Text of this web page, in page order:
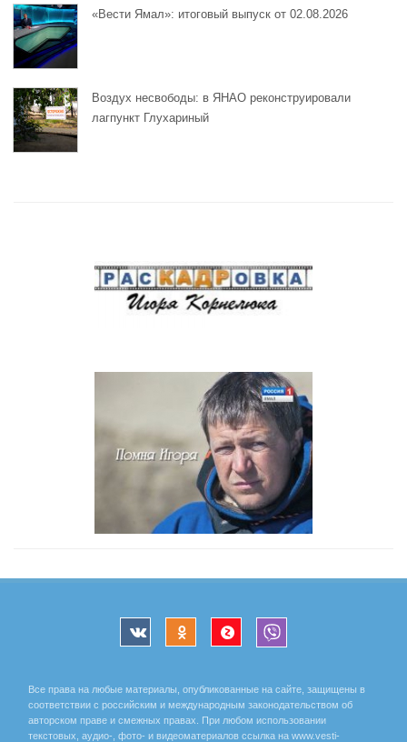
«Вести Ямал»: итоговый выпуск от 02.08.2026
Воздух несвободы: в ЯНАО реконструировали
лагпункт Глухариный
Все права на любые материалы, опубликованные на сайте, защищены в
соответствии с российским и международным законодательством об
авторском праве и смежных правах. При любом использовании
текстовых, аудио-, фото- и видеоматериалов ссылка на www.vesti-